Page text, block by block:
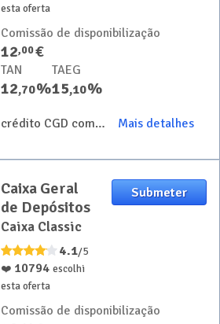
esta oferta
Comissão de disponibilização
12,00€
TAN
12,70%
TAEG
15,10%
Descubra o cartão de crédito CGD com adesão mais fácil Mais detalhes
Caixa Geral
de Depósitos
Caixa Classic
4.1/5
❤️ 10794 escolhi
esta oferta
Comissão de disponibilização
Submeter